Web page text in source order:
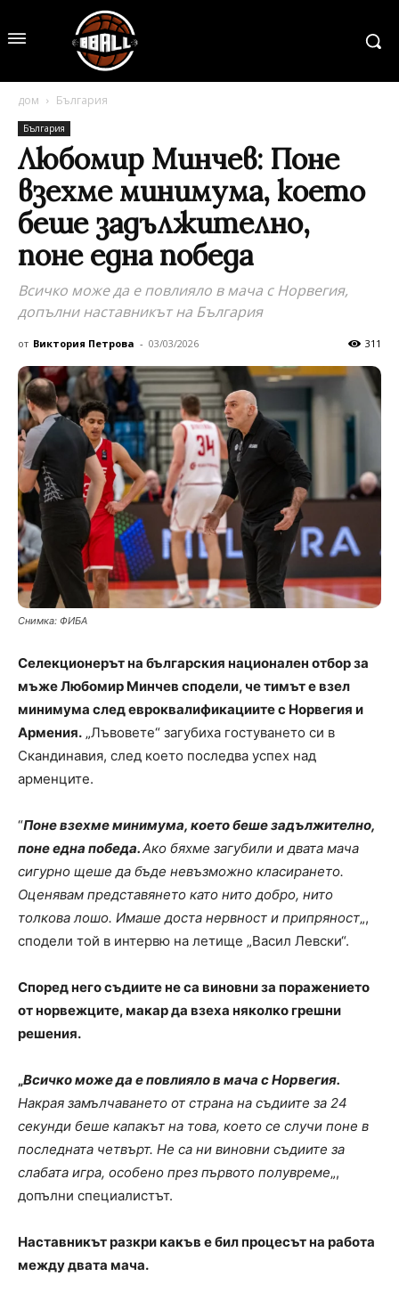
дом България
България
Любомир Минчев: Поне
взехме минимума, което
беше задължително,
поне една победа
Всичко може да е повлияло в мача с Норвегия,
допълни наставникът на България
от Виктория Петрова - 03/03/2026 311
Снимка: ФИБА
Селекционерът на българския национален отбор за
мъже Любомир Минчев сподели, че тимът е взел
минимума след евроквалификациите с Норвегия и
Армения. „Лъвовете“ загубиха гостуването си в
Скандинавия, след което последва успех над
арменците.
“Поне взехме минимума, което беше задължително,
поне една победа.Ако бяхме загубили и двата мача
сигурно щеше да бъде невъзможно класирането.
Оценявам представянето като нито добро, нито
толкова лошо. Имаше доста нервност и припряност„,
сподели той в интервю на летище „Васил Левски“.
Според него съдиите не са виновни за поражението
от норвежците, макар да взеха няколко грешни
решения.
„Всичко може да е повлияло в мача с Норвегия.
Накрая замълчаването от страна на съдиите за 24
секунди беше капакът на това, което се случи поне в
последната четвърт. Не са ни виновни съдиите за
слабата игра, особено през първото полувреме„,
допълни специалистът.
Наставникът разкри какъв е бил процесът на работа
между двата мача.